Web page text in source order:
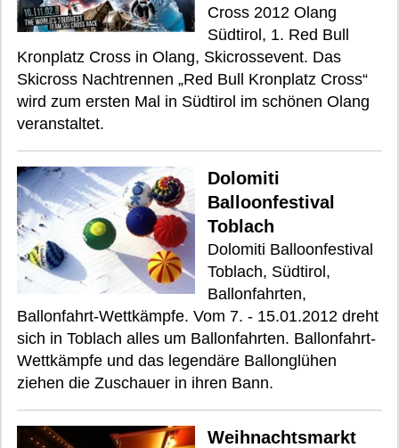
Cross 2012 Olang
Südtirol, 1. Red Bull
Kronplatz Cross in Olang, Skicrossevent. Das
Skicross Nachtrennen „Red Bull Kronplatz Cross“
wird zum ersten Mal in Südtirol im schönen Olang
veranstaltet.
Dolomiti
Balloonfestival
Toblach
Dolomiti Balloonfestival
Toblach, Südtirol,
Ballonfahrten,
Ballonfahrt-Wettkämpfe. Vom 7. - 15.01.2012 dreht
sich in Toblach alles um Ballonfahrten. Ballonfahrt-
Wettkämpfe und das legendäre Ballonglühen
ziehen die Zuschauer in ihren Bann.
Weihnachtsmarkt